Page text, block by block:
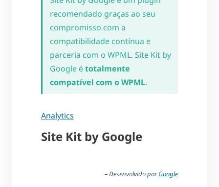
recomendado graças ao seu
compromisso com a
compatibilidade contínua e
parceria com o WPML. Site Kit by
Google étotalmente
compatível com o WPML.
Analytics
Site Kit by Google
– Desenvolvido porGoogle